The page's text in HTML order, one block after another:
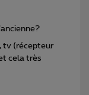
tv (récepteur
cela très